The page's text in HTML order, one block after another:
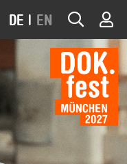
DE | EN